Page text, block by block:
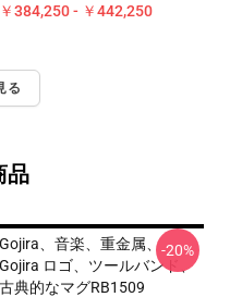
￥384,250 - ￥442,250
る
品
Gojira、音楽、重金属、
Gojira ロゴ、ツールバンド、
古典的なマグRB1509
-20%